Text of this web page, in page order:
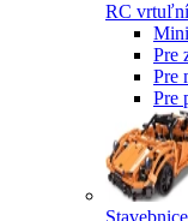
RC
Pre
Pre
Pre